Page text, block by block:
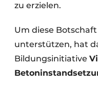
zu erzielen.
Um diese
unterstützen, hat
Bildungsinitiative